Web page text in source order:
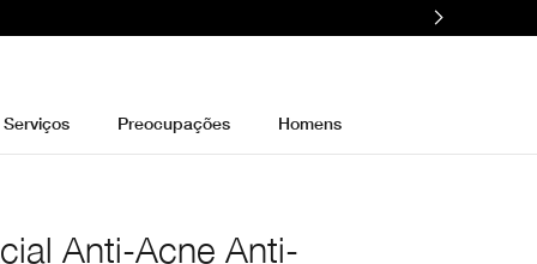
Serviços Preocupações Homens
Anti-Acne Anti-